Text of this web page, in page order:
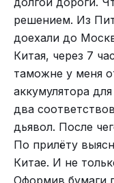
Писать
3
5
6
7
8
9
10
Сидеть на
удовольствия не
за несколько
получше и
пледик и
Америке
более удобные
там бывают зоны
вариант мне
Автоматы там
тема. Автоматы
решением. Из
доехали до
Китая, через 7
таможне у меня
аккумулятора
два
дьявол. После
По прилёту
Китае. И не
Оформив бумаги